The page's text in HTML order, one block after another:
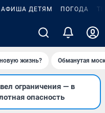
АФИША ДЕТЯМ ПОГОДА
новую жизнь? Обманутая
ограничения — в
опасность